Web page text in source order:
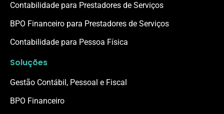
Contabilidade para Prestadores de Serviços
BPO Financeiro para Prestadores de Serviços
Contabilidade para Pessoa Física
Soluções
Gestão Contábil, Pessoal e Fiscal
BPO Financeiro